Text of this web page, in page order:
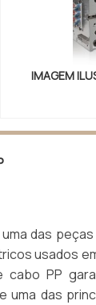
IMAGEM
das
usados
cabo PP
uma das